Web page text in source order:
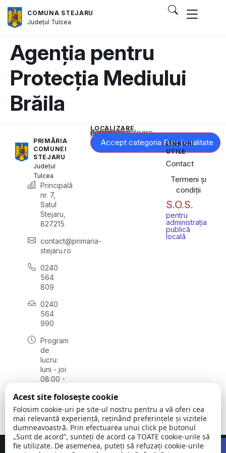
COMUNA STEJARU
Județul Tulcea
Agenția pentru
Protecția Mediului
Brăila
PRIMĂRIA
COMUNEI
STEJARU
Județul
Tulcea
Principală
nr. 7,
Satul
Stejaru,
827215
contact@primaria-
stejaru.ro
0240
564
809
0240
564
990
Program
de
lucru:
luni - joi
08:00 -
vineri
08:00 -
14:00
LOCALIZARE
Acest conținut este blocat până când acceptați categoria corespunzătoare de cookie-uri.
Accept categoria Funcționalitate
LINKURI
UTILE
Contact
Termeni și
condiții
S.O.S.
pentru
administrația
publică
locală
Acest site folosește cookie
Folosim cookie-uri pe site-ul nostru pentru a vă oferi cea
mai relevantă experiență, reținând preferințele și vizitele
dumneavoastră. Prin efectuarea unui click pe butonul
„Sunt de acord”, sunteți de acord ca TOATE cookie-urile să
fie utilizate. De asemenea, puteți să refuzați cookie-urile